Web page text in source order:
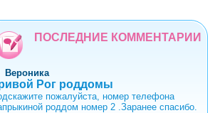
ПОСЛЕДНИЕ КОММЕНТАРИИ
Вероника
Рог роддомы
пожалуйста, номер телефона
роддом номер 2 .Заранее спасибо.